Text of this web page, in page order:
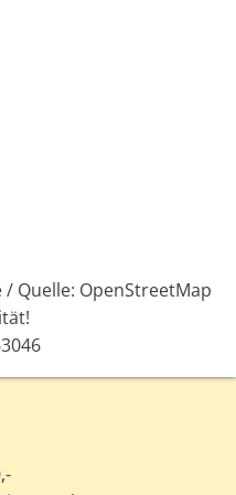
Quelle: OpenStreetMap